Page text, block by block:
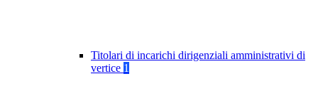
Titolari di incarichi dirigenziali amministrativi di
vertice 1